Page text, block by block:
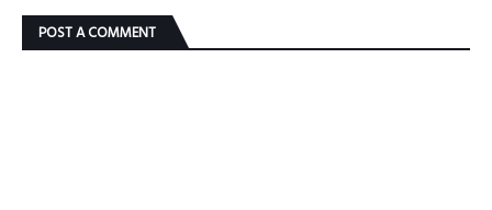
POST A COMMENT